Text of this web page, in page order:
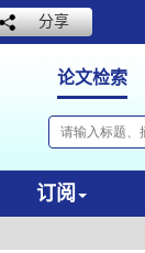
分享
论文检索
订阅